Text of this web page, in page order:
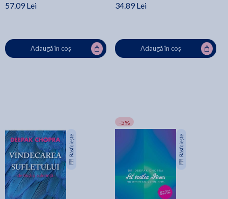
57.09 Lei
Adaugă în coș
34.89 Lei
Adaugă în coș
-5%